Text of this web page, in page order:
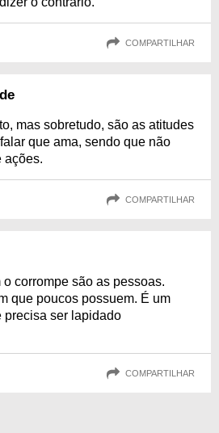
COMPARTILHAR
mas sobretudo, são as atitudes
que ama, sendo que não
ações.
COMPARTILHAR
corrompe são as pessoas.
que poucos possuem. É um
precisa ser lapidado
COMPARTILHAR